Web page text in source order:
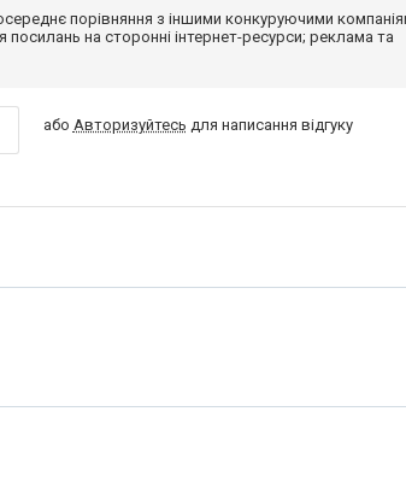
порівняння з іншими конкуруючими
посилань на сторонні інтернет-ресурси; реклама та
або Авторизуйтесь для написання відгуку